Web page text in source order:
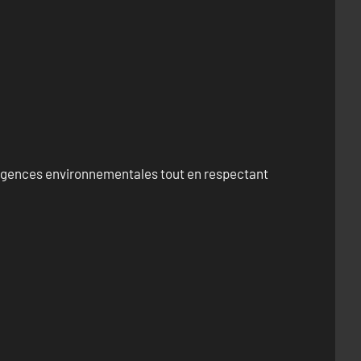
environnementales tout en respectant